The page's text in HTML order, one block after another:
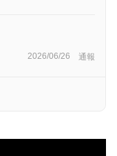
2026/06/26 通報